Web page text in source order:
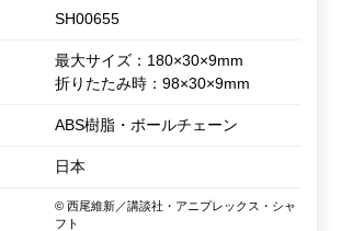
SH00655
最大サイズ：180×30×9mm
折りたたみ時：98×30×9mm
ABS樹脂・ボールチェーン
日本
© 西尾維新／講談社・アニプレックス・シャ
フト